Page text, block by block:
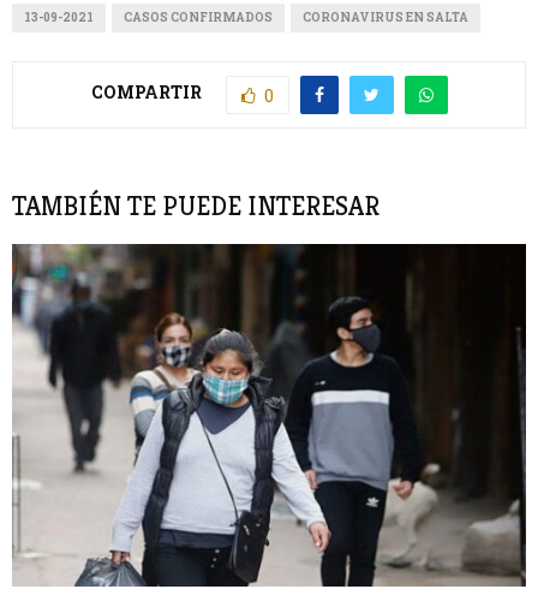
13-09-2021 CASOS CONFIRMADOS CORONAVIRUS EN SALTA
COMPARTIR 0
TAMBIÉN TE PUEDE INTERESAR